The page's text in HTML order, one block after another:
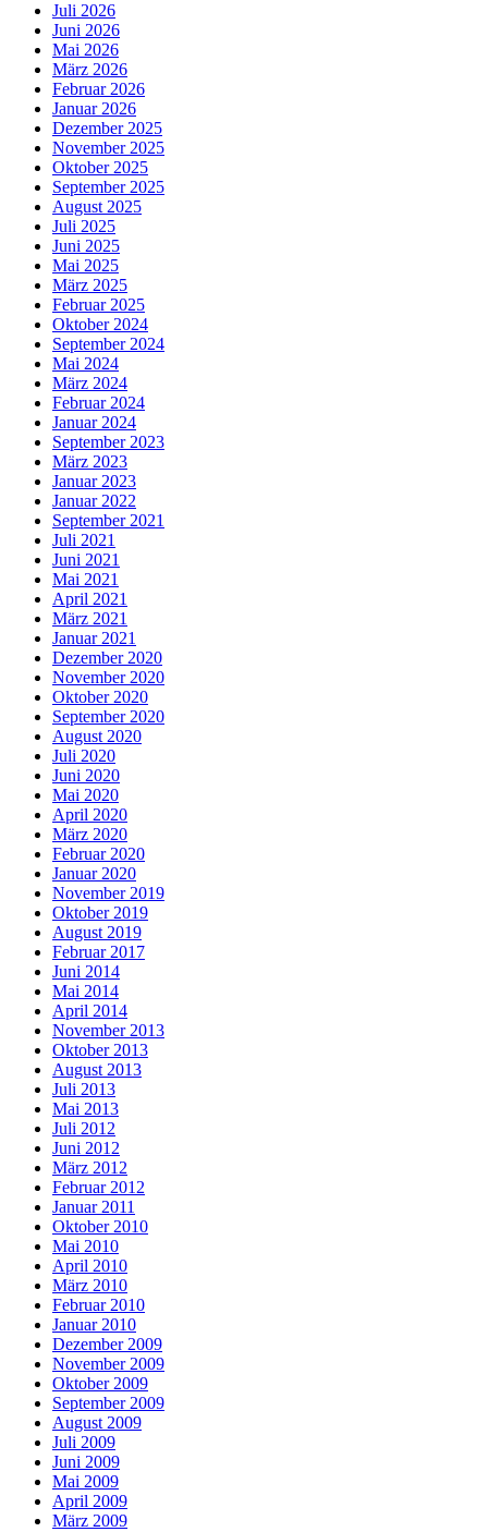
Juli 2026
Juni 2026
Mai 2026
März 2026
Februar 2026
Januar 2026
Dezember 2025
November 2025
Oktober 2025
September 2025
August 2025
Juli 2025
Juni 2025
Mai 2025
März 2025
Februar 2025
Oktober 2024
September 2024
Mai 2024
März 2024
Februar 2024
Januar 2024
September 2023
März 2023
Januar 2023
Januar 2022
September 2021
Juli 2021
Juni 2021
Mai 2021
April 2021
März 2021
Januar 2021
Dezember 2020
November 2020
Oktober 2020
September 2020
August 2020
Juli 2020
Juni 2020
Mai 2020
April 2020
März 2020
Februar 2020
Januar 2020
November 2019
Oktober 2019
August 2019
Februar 2017
Juni 2014
Mai 2014
April 2014
November 2013
Oktober 2013
August 2013
Juli 2013
Mai 2013
Juli 2012
Juni 2012
März 2012
Februar 2012
Januar 2011
Oktober 2010
Mai 2010
April 2010
März 2010
Februar 2010
Januar 2010
Dezember 2009
November 2009
Oktober 2009
September 2009
August 2009
Juli 2009
Juni 2009
Mai 2009
April 2009
März 2009